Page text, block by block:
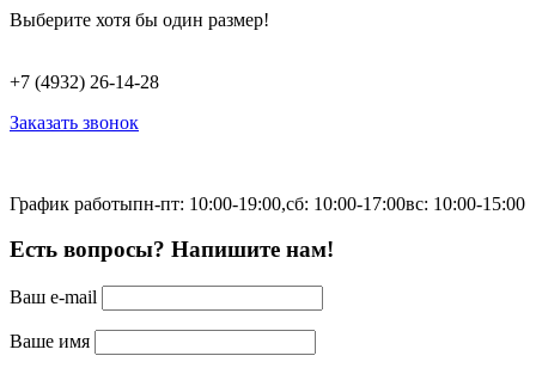
Выберите хотя бы один размер!
+7 (4932) 26-14-28
Заказать звонок
График работыпн-пт: 10:00-19:00,сб: 10:00-17:00вс: 10:00-15:00
Есть вопросы? Напишите нам!
Ваш e-mail
Ваше имя